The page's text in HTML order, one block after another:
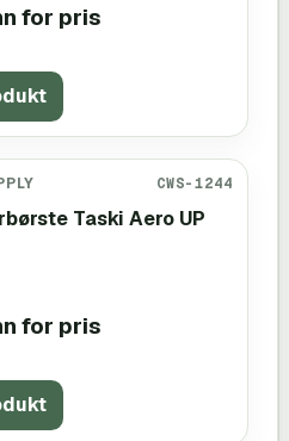
for pris
CWS-1244
Taski Aero UP
for pris